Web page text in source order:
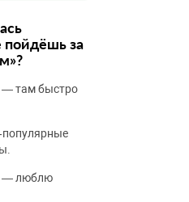
пойдёшь за
— там быстро
— люблю